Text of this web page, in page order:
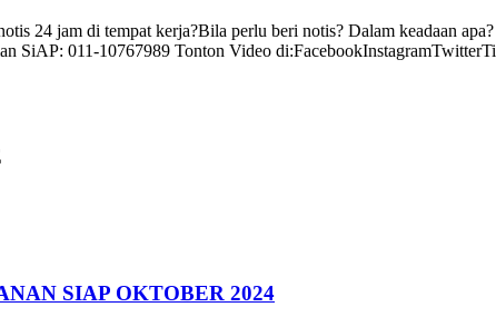
24 jam di tempat kerja?Bila perlu beri notis? Dalam keadaan
SiAP: 011-10767989 Tonton Video
SIAP OKTOBER 2024